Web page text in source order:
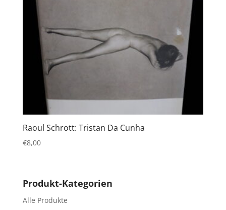
Raoul Schrott: Tristan Da Cunha
€8,00
Produkt-Kategorien
Alle Produkte